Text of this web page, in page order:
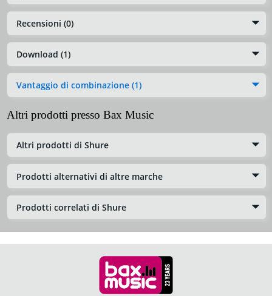
Recensioni (0)
Download (1)
Vantaggio di combinazione (1)
Altri prodotti presso Bax Music
Altri prodotti di Shure
Prodotti alternativi di altre marche
Prodotti correlati di Shure